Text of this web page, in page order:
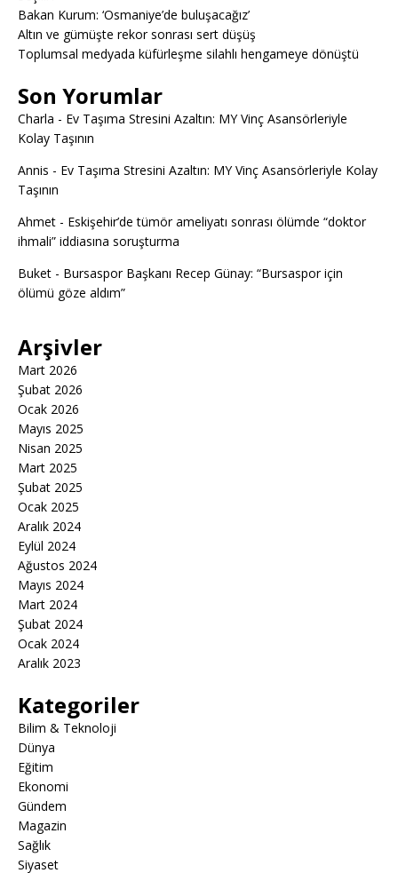
Bakan Kurum: ‘Osmaniye’de buluşacağız’
Altın ve gümüşte rekor sonrası sert düşüş
Toplumsal medyada küfürleşme silahlı hengameye dönüştü
Son Yorumlar
Charla - Ev Taşıma Stresini Azaltın: MY Vinç Asansörleriyle
Kolay Taşının
Annis - Ev Taşıma Stresini Azaltın: MY Vinç Asansörleriyle Kolay
Taşının
Ahmet - Eskişehir’de tümör ameliyatı sonrası ölümde “doktor
ihmali” iddiasına soruşturma
Buket - Bursaspor Başkanı Recep Günay: “Bursaspor için
ölümü göze aldım”
Arşivler
Mart 2026
Şubat 2026
Ocak 2026
Mayıs 2025
Nisan 2025
Mart 2025
Şubat 2025
Ocak 2025
Aralık 2024
Eylül 2024
Ağustos 2024
Mayıs 2024
Mart 2024
Şubat 2024
Ocak 2024
Aralık 2023
Kategoriler
Bilim & Teknoloji
Dünya
Eğitim
Ekonomi
Gündem
Magazin
Sağlık
Siyaset